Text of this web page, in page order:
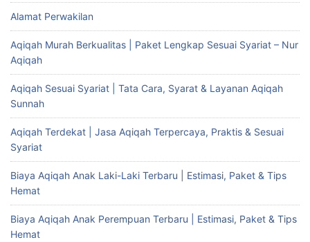
Alamat Perwakilan
Aqiqah Murah Berkualitas | Paket Lengkap Sesuai Syariat – Nur
Aqiqah
Aqiqah Sesuai Syariat | Tata Cara, Syarat & Layanan Aqiqah
Sunnah
Aqiqah Terdekat | Jasa Aqiqah Terpercaya, Praktis & Sesuai
Syariat
Biaya Aqiqah Anak Laki-Laki Terbaru | Estimasi, Paket & Tips
Hemat
Biaya Aqiqah Anak Perempuan Terbaru | Estimasi, Paket & Tips
Hemat